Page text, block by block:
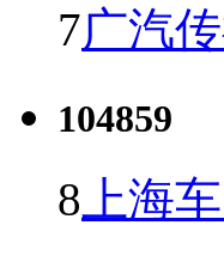
7广汽
104859
8 上海